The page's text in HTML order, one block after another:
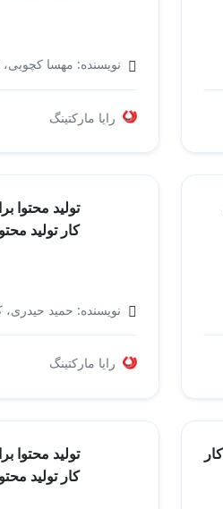
نویسنده: مهسا کچویی، کد:
رایا مارکتینگ
تولید محتوا
کار تولید محتوا
نویسنده: حمید حیدری، کد:
رایا مارکتینگ
تولید محتوا
کار تولید محتوا